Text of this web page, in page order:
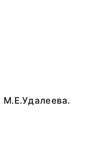
М.Е.Удалеева.